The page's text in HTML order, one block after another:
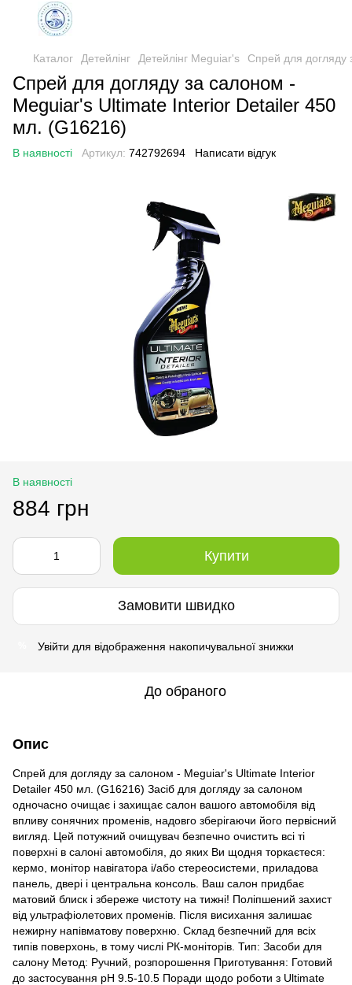
Каталог Детейлінг Детейлінг Meguiar's Спрей для
Спрей для догляду за салоном -
Meguiar's Ultimate Interior Detailer 450
мл. (G16216)
В наявності Артикул: 742792694 Написати відгук
В наявності
884 грн
Купити
Замовити швидко
Увійти для відображення накопичувальної знижки
До обраного
Опис
Спрей для догляду за салоном - Meguiar's Ultimate Interior
Detailer 450 мл. (G16216) Засіб для догляду за салоном
одночасно очищає і захищає салон вашого автомобіля від
впливу сонячних променів, надовго зберігаючи його первісний
вигляд. Цей потужний очищувач безпечно очистить всі ті
поверхні в салоні автомобіля, до яких Ви щодня торкаєтеся:
кермо, монітор навігатора і/або стереосистеми, приладова
панель, двері і центральна консоль. Ваш салон придбає
матовий блиск і збереже чистоту на тижні! Поліпшений захист
від ультрафіолетових променів. Після висихання залишає
нежирну напівматову поверхню. Склад безпечний для всіх
типів поверхонь, в тому числі РК-моніторів. Тип: Засоби для
салону Метод: Ручний, розпорошення Приготування: Готовий
до застосування pH 9.5-10.5 Поради щодо роботи з Ultimate